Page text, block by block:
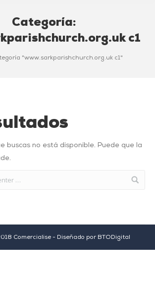
Categoría:
c1
"www.sarkparishchurch.org.uk c1"
buscas no está disponible. Puede que la
Comercialise - Diseñado por BTODigital